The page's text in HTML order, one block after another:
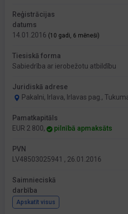
Reģistrācijas
datums
14.01.2016 (10 gadi, 6 mēneši)
Tiesiskā forma
Sabiedrība ar ierobežotu atbildību
Juridiskā adrese
Pakalni, Irlava, Irlavas pag.,
Pamatkapitāls
EUR 2 800,
pilnībā apmaksāts
PVN
LV48503025941 , 26.01.2016
Saimnieciskā
darbība
Apskatīt visus